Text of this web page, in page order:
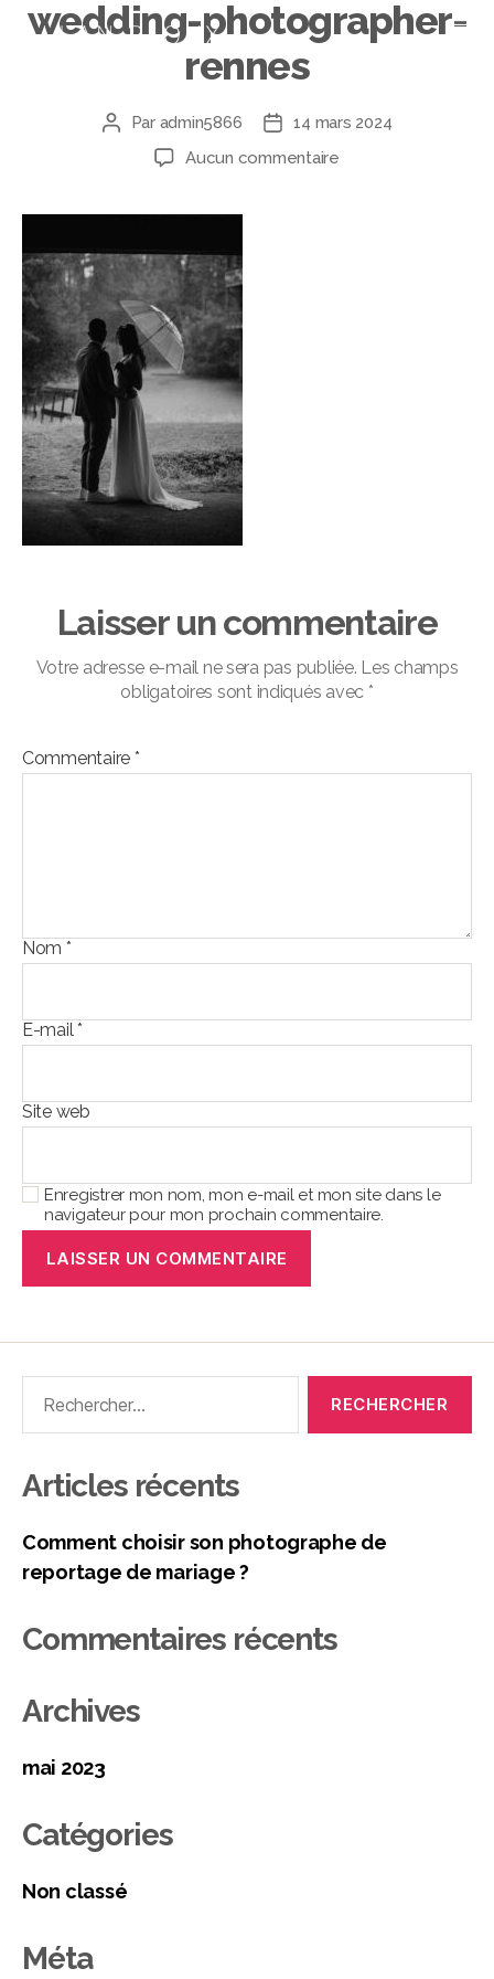
wedding-photographer-
rennes
Par admin5866
14 mars 2024
Aucun commentaire
Laisser un commentaire
Votre adresse e-mail ne sera pas publiée. Les champs
obligatoires sont indiqués avec *
Commentaire *
Nom *
E-mail*
Site web
Enregistrer mon nom, mon e-mail et mon site dans le
navigateur pour mon prochain commentaire.
Articles récents
Comment choisir son photographe de
reportage de mariage ?
Commentaires récents
Archives
mai 2023
Catégories
Non classé
Méta